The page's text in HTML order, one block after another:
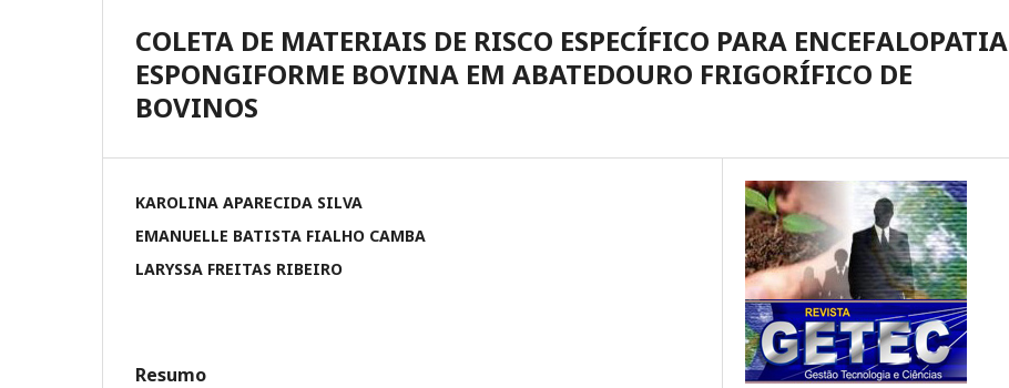
COLETA DE MATERIAIS DE RISCO ESPECÍFICO PARA ENCEFALOPATIA
ESPONGIFORME BOVINA EM ABATEDOURO FRIGORÍFICO DE
BOVINOS
KAROLINA APARECIDA SILVA
EMANUELLE BATISTA FIALHO CAMBA
LARYSSA FREITAS RIBEIRO
Resumo